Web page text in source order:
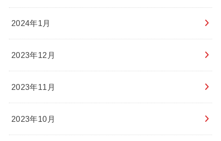
2024年1月
2023年12月
2023年11月
2023年10月